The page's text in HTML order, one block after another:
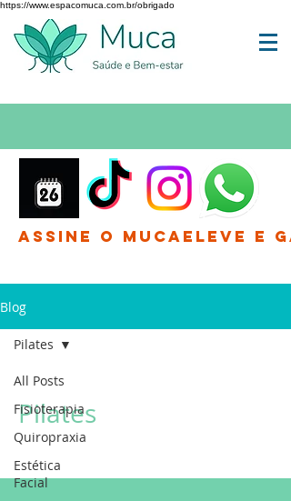
https://www.espacomuca.com.br/obrigado
Assine o MucaEleve e
Blog
All Posts
Fisioterapia
Quiropraxia
Estética
Facial
Pilates
Pilates